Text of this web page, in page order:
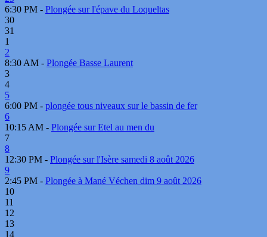
6:30 PM - Plongée sur l'épave du Loqueltas
30
31
1
2
8:30 AM - Plongée Basse Laurent
3
4
5
6:00 PM - plongée tous niveaux sur le bassin de fer
6
10:15 AM - Plongée sur Etel au men du
7
8
12:30 PM - Plongée sur l'Isère samedi 8 août 2026
9
2:45 PM - Plongée à Mané Véchen dim 9 août 2026
10
11
12
13
14